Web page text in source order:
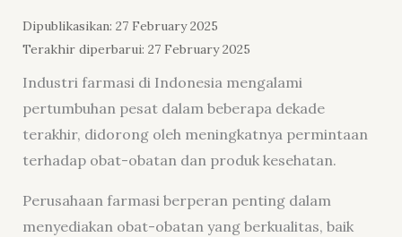
Dipublikasikan: 27 February 2025
Terakhir diperbarui: 27 February 2025
Industri farmasi di Indonesia mengalami
pertumbuhan pesat dalam beberapa dekade
terakhir, didorong oleh meningkatnya permintaan
terhadap obat-obatan dan produk kesehatan.
Perusahaan farmasi berperan penting dalam
menyediakan obat-obatan yang berkualitas, baik